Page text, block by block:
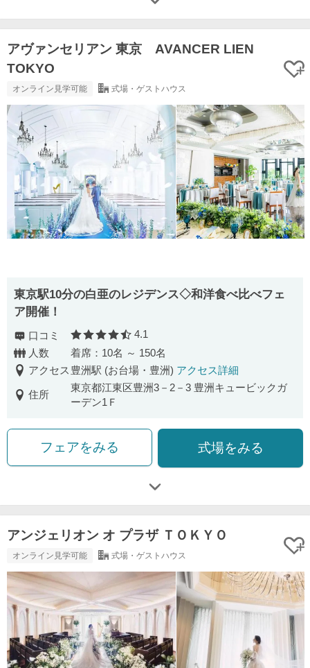
アヴァンセリアン 東京 AVANCER LIEN
TOKYO
オンライン見学可能 式場・ゲストハウス
東京駅10分の白亜のレジデンス◇和洋食べ比べフェ
ア開催！
口コミ 口コミ評価
4.1
人数
着席：10名 ～ 150名
アクセス 豊洲駅 (お台場・豊洲) アクセス詳細
住所
東京都江東区豊洲3－2－3 豊洲キュービックガ
ーデン1Ｆ
フェアをみる 式場をみる
アンジェリオン オ プラザ ＴＯＫＹＯ
オンライン見学可能 式場・ゲストハウス